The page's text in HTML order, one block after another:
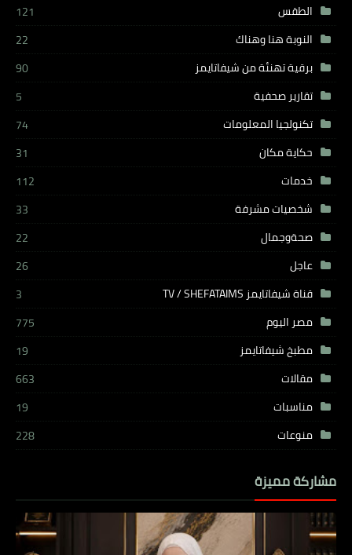
الطقس
121
النوبة هنا وهناك
22
برقية تهنئة من شيفاتايمز
90
تقارير صحفية
5
تكنولجيا المعلومات
74
حكاية مكان
31
خدمات
112
شخصيات مشرفة
33
صحةوجمال
22
عاجل
26
قناة شيفاتايمز TV / SHEFATAIMS
3
مصر اليوم
775
مطبخ شيفاتايمز
19
مقالات
663
مناسبات
19
منوعات
228
مشاركة مميزة